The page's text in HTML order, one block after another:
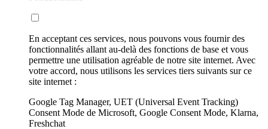
En acceptant ces services, nous pouvons vous fournir des
fonctionnalités allant au-delà des fonctions de base et vous
permettre une utilisation agréable de notre site internet. Avec
votre accord, nous utilisons les services tiers suivants sur ce
site internet :
Google Tag Manager, UET (Universal Event Tracking)
Consent Mode de Microsoft, Google Consent Mode, Klarna,
Freshchat